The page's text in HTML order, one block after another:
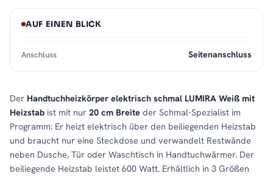
Der Handtuchheizkörper elektrisch schmal LUMIRA Weiß mit
Heizstab ist mit nur 20 cm Breite der Schmal-Spezialist im
Programm: Er heizt elektrisch über den beiliegenden Heizstab
und braucht nur eine Steckdose und verwandelt Restwände
neben Dusche, Tür oder Waschtisch in Handtuchwärmer. Der
beiliegende Heizstab leistet 600 Watt. Erhältlich in 3 Größen
AUF EINEN BLICK
Anschluss Seitenanschluss